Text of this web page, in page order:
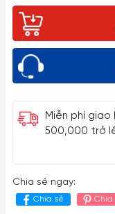
Miễn phí
500,000 trở
Chia sẻ ngay:
Chia sẻ Chia